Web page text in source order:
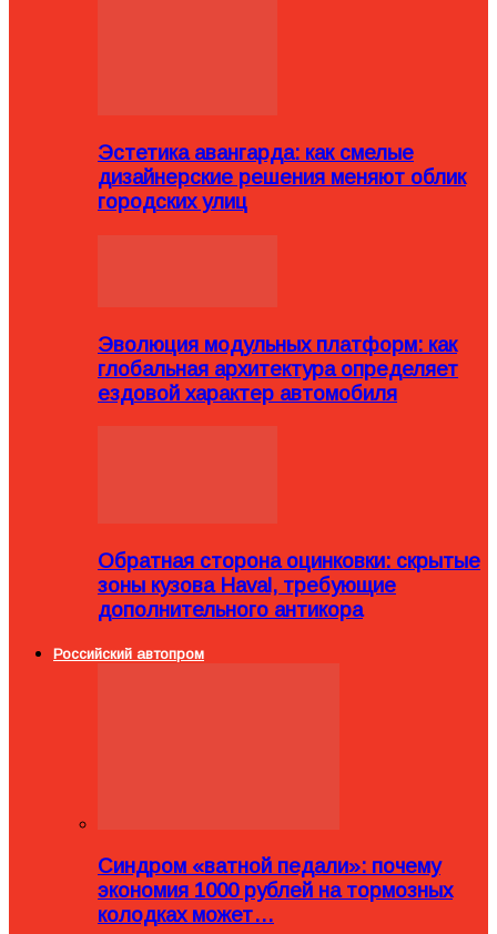
Эстетика авангарда: как смелые
дизайнерские решения меняют облик
городских улиц
Эволюция модульных платформ: как
глобальная архитектура определяет
ездовой характер автомобиля
Обратная сторона оцинковки: скрытые
зоны кузова Haval, требующие
дополнительного антикора
Российский автопром
Синдром «ватной педали»: почему
экономия 1000 рублей на тормозных
колодках может…